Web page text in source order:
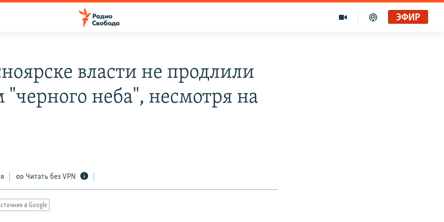
ЭФИР
власти не продлили
неба", несмотря на
Читать без VPN
в Google